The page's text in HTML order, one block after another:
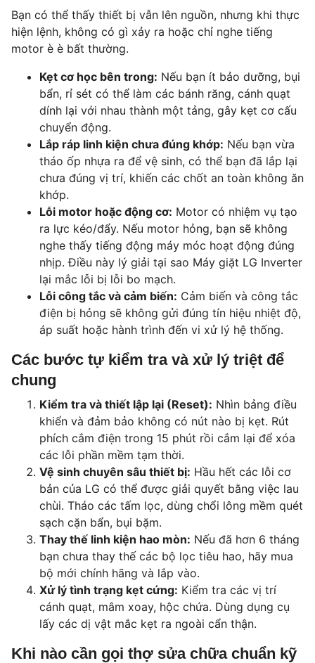
Bạn có thể thấy thiết bị vẫn lên nguồn, nhưng khi thực
hiện lệnh, không có gì xảy ra hoặc chỉ nghe tiếng
motor è è bất thường.
Kẹt cơ học bên trong: Nếu bạn ít bảo dưỡng, bụi
bẩn, rỉ sét có thể làm các bánh răng, cánh quạt
dính lại với nhau thành một tảng, gây kẹt cơ cấu
chuyển động.
Lắp ráp linh kiện chưa đúng khớp: Nếu bạn vừa
tháo ốp nhựa ra để vệ sinh, có thể bạn đã lắp lại
chưa đúng vị trí, khiến các chốt an toàn không ăn
khớp.
Lỗi motor hoặc động cơ: Motor có nhiệm vụ tạo
ra lực kéo/đẩy. Nếu motor hỏng, bạn sẽ không
nghe thấy tiếng động máy móc hoạt động đúng
nhịp. Điều này lý giải tại sao Máy giặt LG Inverter
lại mắc lỗi bị lỗi bo mạch.
Lỗi công tắc và cảm biến: Cảm biến và công tắc
điện bị hỏng sẽ không gửi đúng tín hiệu nhiệt độ,
áp suất hoặc hành trình đến vi xử lý hệ thống.
Các bước tự kiểm tra và xử lý triệt để
chung
Kiểm tra và thiết lập lại (Reset): Nhìn bảng điều
khiển và đảm bảo không có nút nào bị kẹt. Rút
phích cắm điện trong 15 phút rồi cắm lại để xóa
các lỗi phần mềm tạm thời.
Vệ sinh chuyên sâu thiết bị: Hầu hết các lỗi cơ
bản của LG có thể được giải quyết bằng việc lau
chùi. Tháo các tấm lọc, dùng chổi lông mềm quét
sạch cặn bẩn, bụi bặm.
Thay thế linh kiện hao mòn: Nếu đã hơn 6 tháng
bạn chưa thay thế các bộ lọc tiêu hao, hãy mua
bộ mới chính hãng và lắp vào.
Xử lý tình trạng kẹt cứng: Kiểm tra các vị trí
cánh quạt, mâm xoay, hộc chứa. Dùng dụng cụ
lấy các dị vật mắc kẹt ra ngoài cẩn thận.
Khi nào cần gọi thợ sửa chữa chuẩn kỹ